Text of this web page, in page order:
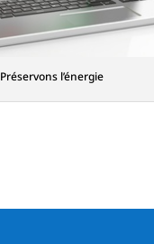
Préservons l’énergie